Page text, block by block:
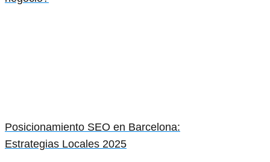
Posicionamiento SEO en Barcelona:
Estrategias Locales 2025